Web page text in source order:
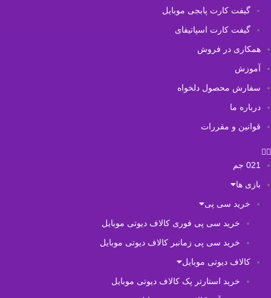
گیفت کارت پابجی موبایل
گیفت کارت اسپاتیفای
همکاری در فروش
آموزش
سفارش محصول دلخواه
درباره ما
قوانین و مقررات
021 جم
بازی ها
خرید سی پی
خرید سی پی فوری کالاف دیوتی موبایل
خرید سی پی زمانبر کالاف دیوتی موبایل
کالاف دیوتی موبایل
خرید استارتر پک کالاف دیوتی موبایل